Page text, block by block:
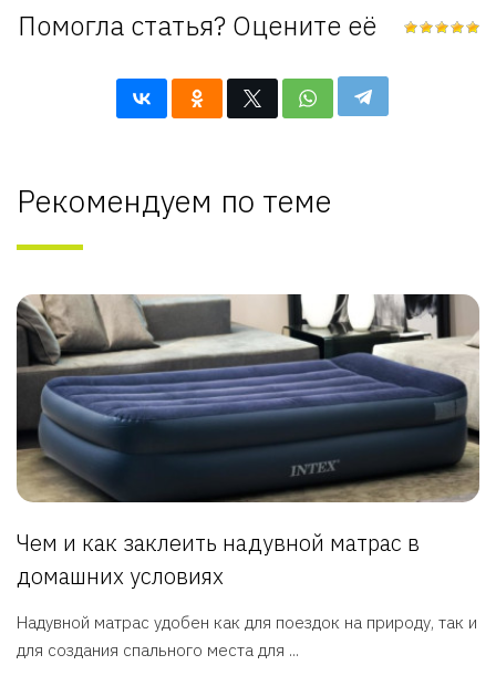
Помогла статья? Оцените её
Рекомендуем по теме
Чем и как заклеить надувной матрас в
домашних условиях
Надувной матрас удобен как для поездок на природу, так и
для создания спального места для ...